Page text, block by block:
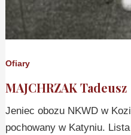
Ofiary
MAJCHRZAK Tadeusz
Jeniec obozu NKWD w
pochowany w Katyniu.